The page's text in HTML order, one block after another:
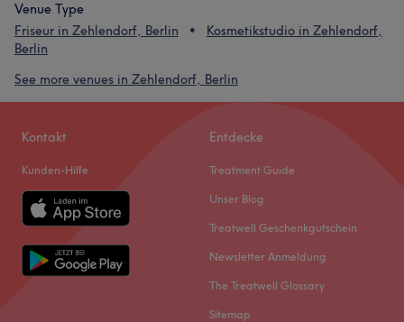
Venue Type
Friseur in Zehlendorf, Berlin
Kosmetikstudio in Zehlendorf,
Berlin
See more venues in Zehlendorf, Berlin
Kontakt
Kunden-Hilfe
Entdecke
Treatment Guide
Unser Blog
Treatwell Geschenkgutschein
Newsletter Anmeldung
The Treatwell Glossary
Sitemap